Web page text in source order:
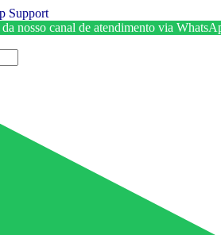
nosso canal de atendimento via